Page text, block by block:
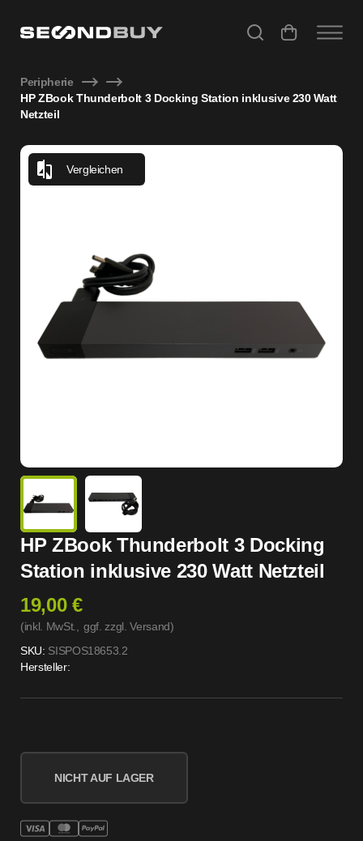
Peripherie
HP ZBook Thunderbolt 3 Docking Station inklusive 230 Watt
Netzteil
Vergleichen
HP ZBook Thunderbolt 3 Docking
Station inklusive 230 Watt Netzteil
19,00 €
(inkl. MwSt., ggf. zzgl. Versand)
SKU: SISPOS18653.2
Hersteller:
NICHT AUF LAGER